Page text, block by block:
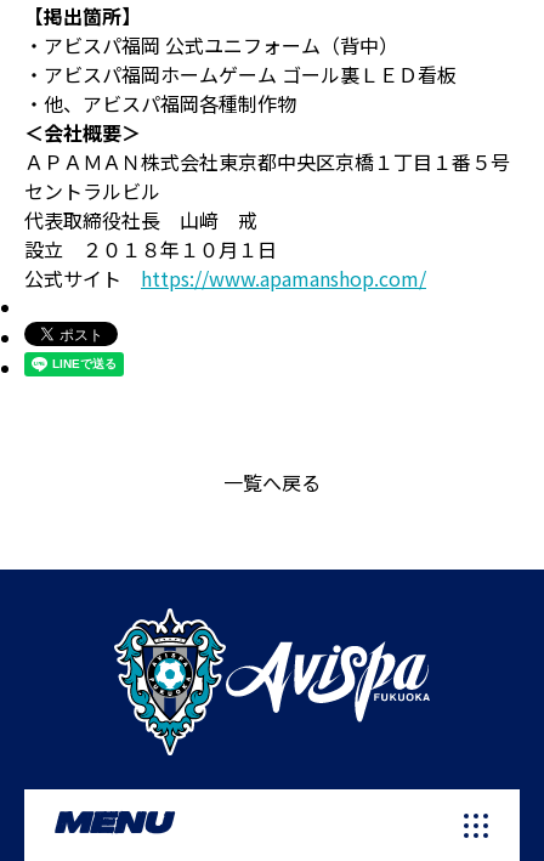
【掲出箇所】
・アビスパ福岡 公式ユニフォーム（背中）
・アビスパ福岡ホームゲーム ゴール裏ＬＥＤ看板
・他、アビスパ福岡各種制作物
＜会社概要＞
ＡＰＡＭＡＮ株式会社東京都中央区京橋１丁目１番５号
セントラルビル
代表取締役社長 山﨑 戒
設立 ２０１８年１０月１日
公式サイト https://www.apamanshop.com/
一覧へ戻る
MENU